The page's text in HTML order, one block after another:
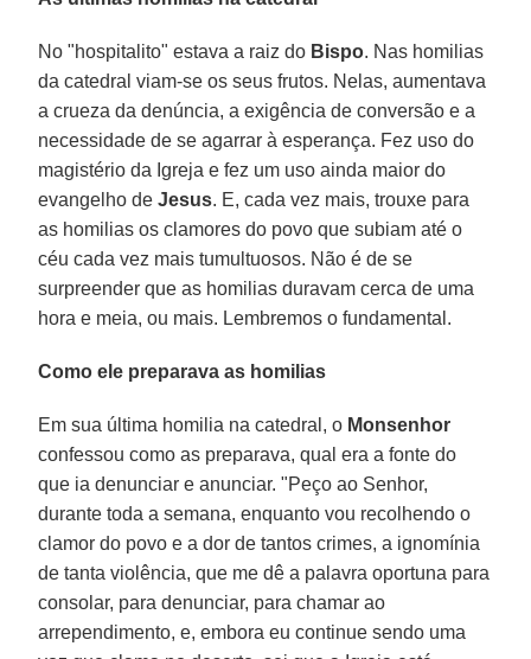
No "hospitalito" estava a raiz do Bispo. Nas homilias
da catedral viam-se os seus frutos. Nelas, aumentava
a crueza da denúncia, a exigência de conversão e a
necessidade de se agarrar à esperança. Fez uso do
magistério da Igreja e fez um uso ainda maior do
evangelho deJesus. E, cada vez mais, trouxe para
as homilias os clamores do povo que subiam até o
céu cada vez mais tumultuosos. Não é de se
surpreender que as homilias duravam cerca de uma
hora e meia, ou mais. Lembremos o fundamental.
Como ele preparava as homilias
Em sua última homilia na catedral, o Monsenhor
confessou como as preparava, qual era a fonte do
que ia denunciar e anunciar. "Peço ao Senhor,
durante toda a semana, enquanto vou recolhendo o
clamor do povo e a dor de tantos crimes, a ignomínia
de tanta violência, que me dê a palavra oportuna para
consolar, para denunciar, para chamar ao
arrependimento, e, embora eu continue sendo uma